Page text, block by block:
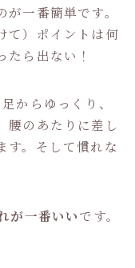
一番簡単です。
て）ポイントは何
ら出ない！
からゆっくり、
腰のあたりに差し
す。そして慣れな
が一番いいです。